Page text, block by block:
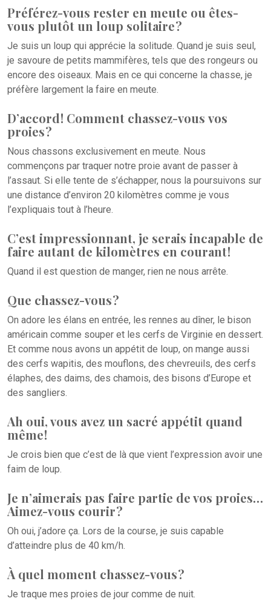
Préférez-vous rester en meute ou êtes-
vous plutôt un loup solitaire ?
Je suis un loup qui apprécie la solitude. Quand je suis seul,
je savoure de petits mammifères, tels que des rongeurs ou
encore des oiseaux. Mais en ce qui concerne la chasse, je
préfère largement la faire en meute.
D’accord ! Comment chassez-vous vos
proies ?
Nous chassons exclusivement en meute. Nous
commençons par traquer notre proie avant de passer à
l’assaut. Si elle tente de s’échapper, nous la poursuivons sur
une distance d’environ 20 kilomètres comme je vous
l’expliquais tout à l’heure.
C’est impressionnant, je serais incapable de
faire autant de kilomètres en courant !
Quand il est question de manger, rien ne nous arrête.
Que chassez-vous ?
On adore les élans en entrée, les rennes au dîner, le bison
américain comme souper et les cerfs de Virginie en dessert.
Et comme nous avons un appétit de loup, on mange aussi
des cerfs wapitis, des mouflons, des chevreuils, des cerfs
élaphes, des daims, des chamois, des bisons d’Europe et
des sangliers.
Ah oui, vous avez un sacré appétit quand
même !
Je crois bien que c’est de là que vient l’expression avoir une
faim de loup.
Je n’aimerais pas faire partie de vos proies…
Aimez-vous courir ?
Oh oui, j’adore ça. Lors de la course, je suis capable
d’atteindre plus de 40 km/h.
À quel moment chassez-vous ?
Je traque mes proies de jour comme de nuit.